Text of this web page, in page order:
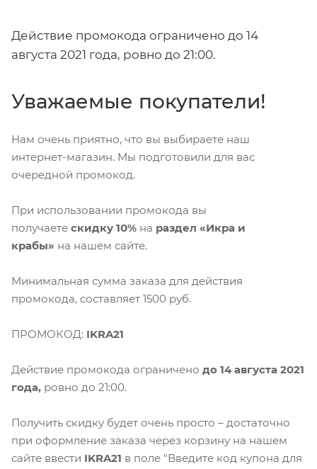
Действие промокода ограничено до 14
августа 2021 года, ровно до 21:00.
Уважаемые покупатели!
Нам очень приятно, что вы выбираете наш
интернет-магазин. Мы подготовили для вас
очередной промокод.
При использовании промокода вы
получаете скидку 10% на раздел «Икра и
крабы» на нашем сайте.
Минимальная сумма заказа для действия
промокода, составляет 1500 руб.
ПРОМОКОД: IKRA21
Действие промокода ограничено до 14 августа 2021
года, ровно до 21:00. ⠀
Получить скидку будет очень просто – достаточно
при оформление заказа через корзину на нашем
сайте ввести IKRA21 в поле "Введите код купона для